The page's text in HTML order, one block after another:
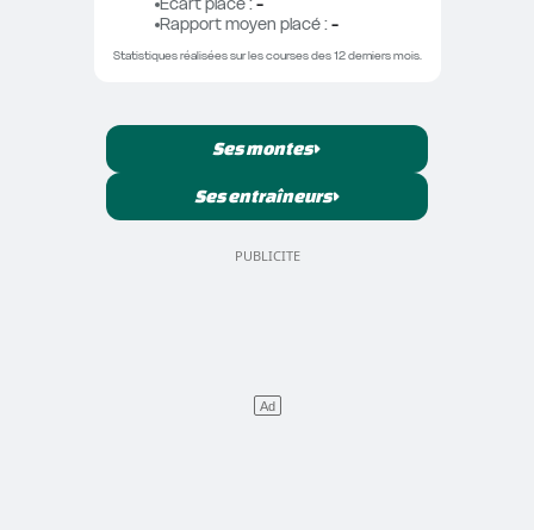
Rapport moyen placé : -
Statistiques réalisées sur les courses des 12 derniers mois.
Ses montes
Ses entraîneurs